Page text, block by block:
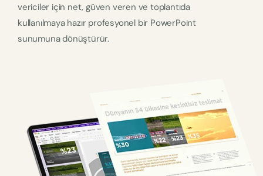
vericiler için net, güven veren ve toplantıda
kullanılmaya hazır profesyonel bir PowerPoint
sunumuna dönüştürür.